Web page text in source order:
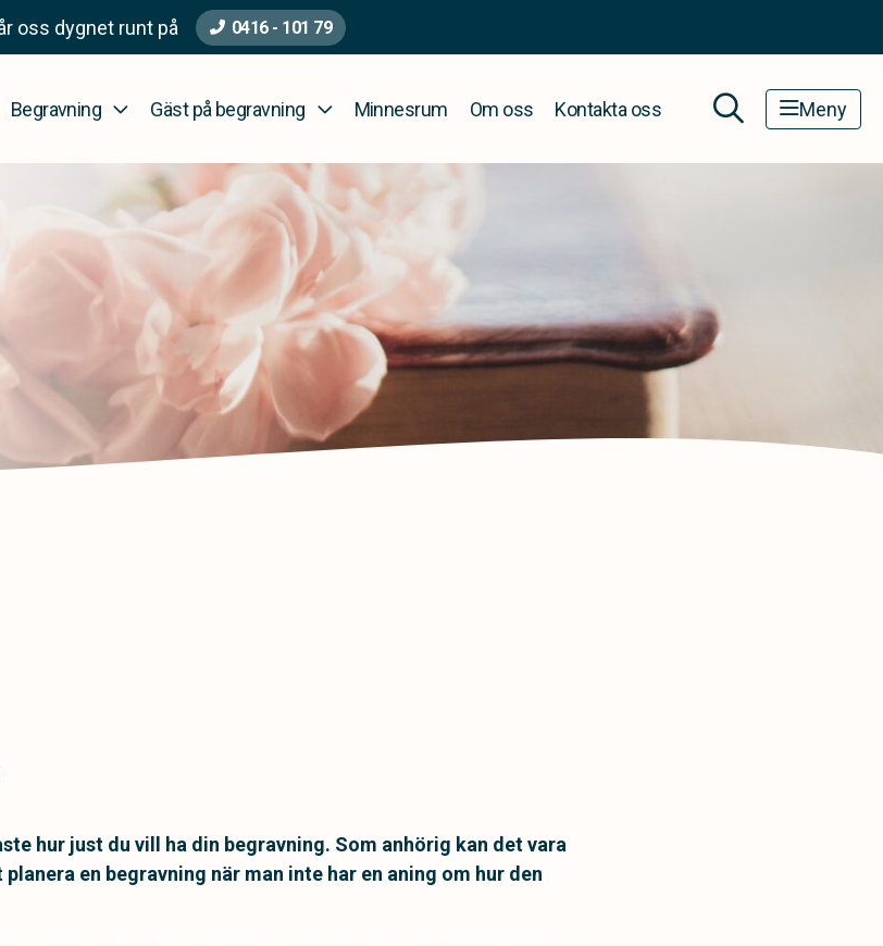
oss dygnet runt på 0416 - 101 79
Begravning Gäst på begravning Minnesrum Om oss Kontakta oss Meny
hur just du vill ha din begravning. Som anhörig kan det vara
en begravning när man inte har en aning om hur den